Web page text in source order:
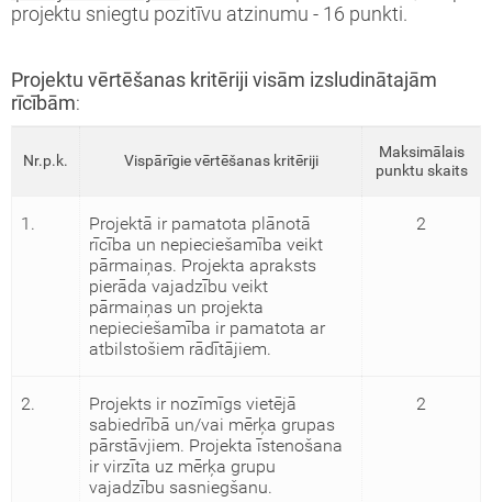
projektu sniegtu pozitīvu atzinumu - 16 punkti.
Projektu vērtēšanas kritēriji visām izsludinātajām
rīcībām:
Nr.p.k. Vispārīgie vērtēšanas kritēriji
Maksimālais
punktu skaits
1.
Projektā ir pamatota plānotā
rīcība un nepieciešamība veikt
pārmaiņas. Projekta apraksts
pierāda vajadzību veikt
pārmaiņas un projekta
nepieciešamība ir pamatota ar
atbilstošiem rādītājiem.
2
2.
Projekts ir nozīmīgs vietējā
sabiedrībā un/vai mērķa grupas
pārstāvjiem. Projekta īstenošana
ir virzīta uz mērķa grupu
vajadzību sasniegšanu.
2